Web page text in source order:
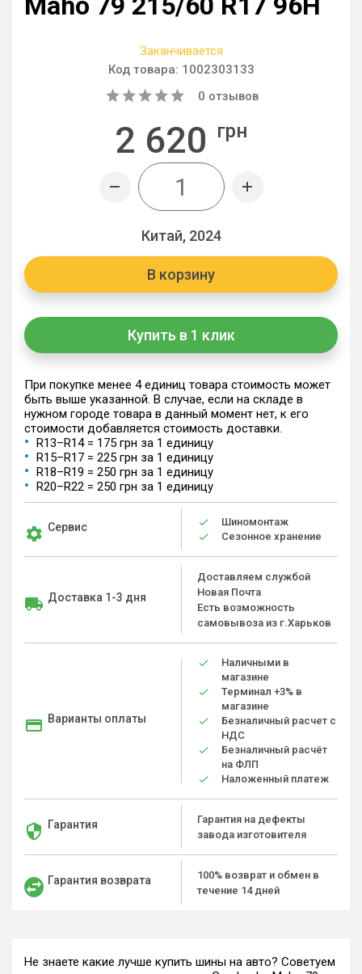
Заканчивается
Код товара: 1002303133
0 отзывов
2 620 грн
Китай, 2024
В корзину
Купить в 1 клик
При покупке менее 4 единиц товара стоимость может
быть выше указанной. В случае, если на складе в
нужном городе товара в данный момент нет, к его
стоимости добавляется стоимость доставки.
R13–R14 = 175 грн за 1 единицу
R15–R17 = 225 грн за 1 единицу
R18–R19 = 250 грн за 1 единицу
R20–R22 = 250 грн за 1 единицу
Сервис
Шиномонтаж
Сезонное хранение
Доставка 1-3 дня
Доставляем службой
Новая Почта
Есть возможность
самовывоза из г.Харьков
Варианты оплаты
Наличными в
магазине
Терминал +3% в
магазине
Безналичный расчет с
НДС
Безналичный расчёт
на ФЛП
Наложенный платеж
Гарантия
Гарантия на дефекты
завода изготовителя
Гарантия возврата
100% возврат и обмен в
течение 14 дней
Не знаете какие лучше купить шины на авто? Советуем